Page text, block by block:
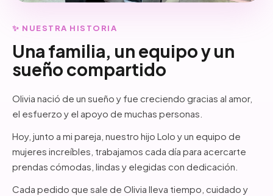
✨ NUESTRA HISTORIA
Una familia, un equipo y un
sueño compartido
Olivia nació de un sueño y fue creciendo gracias al amor,
el esfuerzo y el apoyo de muchas personas.
Hoy, junto a mi pareja, nuestro hijo Lolo y un equipo de
mujeres increíbles, trabajamos cada día para acercarte
prendas cómodas, lindas y elegidas con dedicación.
Cada pedido que sale de Olivia lleva tiempo, cuidado y